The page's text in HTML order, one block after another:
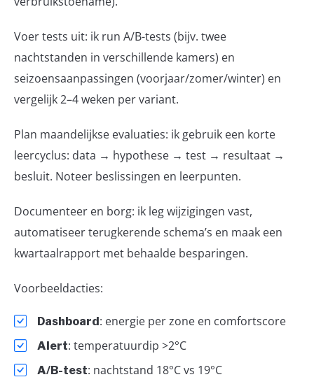
Voer tests uit: ik run A/B-tests (bijv. twee
nachtstanden in verschillende kamers) en
seizoensaanpassingen (voorjaar/zomer/winter) en
vergelijk 2–4 weken per variant.
Plan maandelijkse evaluaties: ik gebruik een korte
leercyclus: data → hypothese → test → resultaat →
besluit. Noteer beslissingen en leerpunten.
Documenteer en borg: ik leg wijzigingen vast,
automatiseer terugkerende schema’s en maak een
kwartaalrapport met behaalde besparingen.
Voorbeeldacties:
Dashboard: energie per zone en comfortscore
Alert: temperatuurdip >2°C
A/B-test: nachtstand 18°C vs 19°C